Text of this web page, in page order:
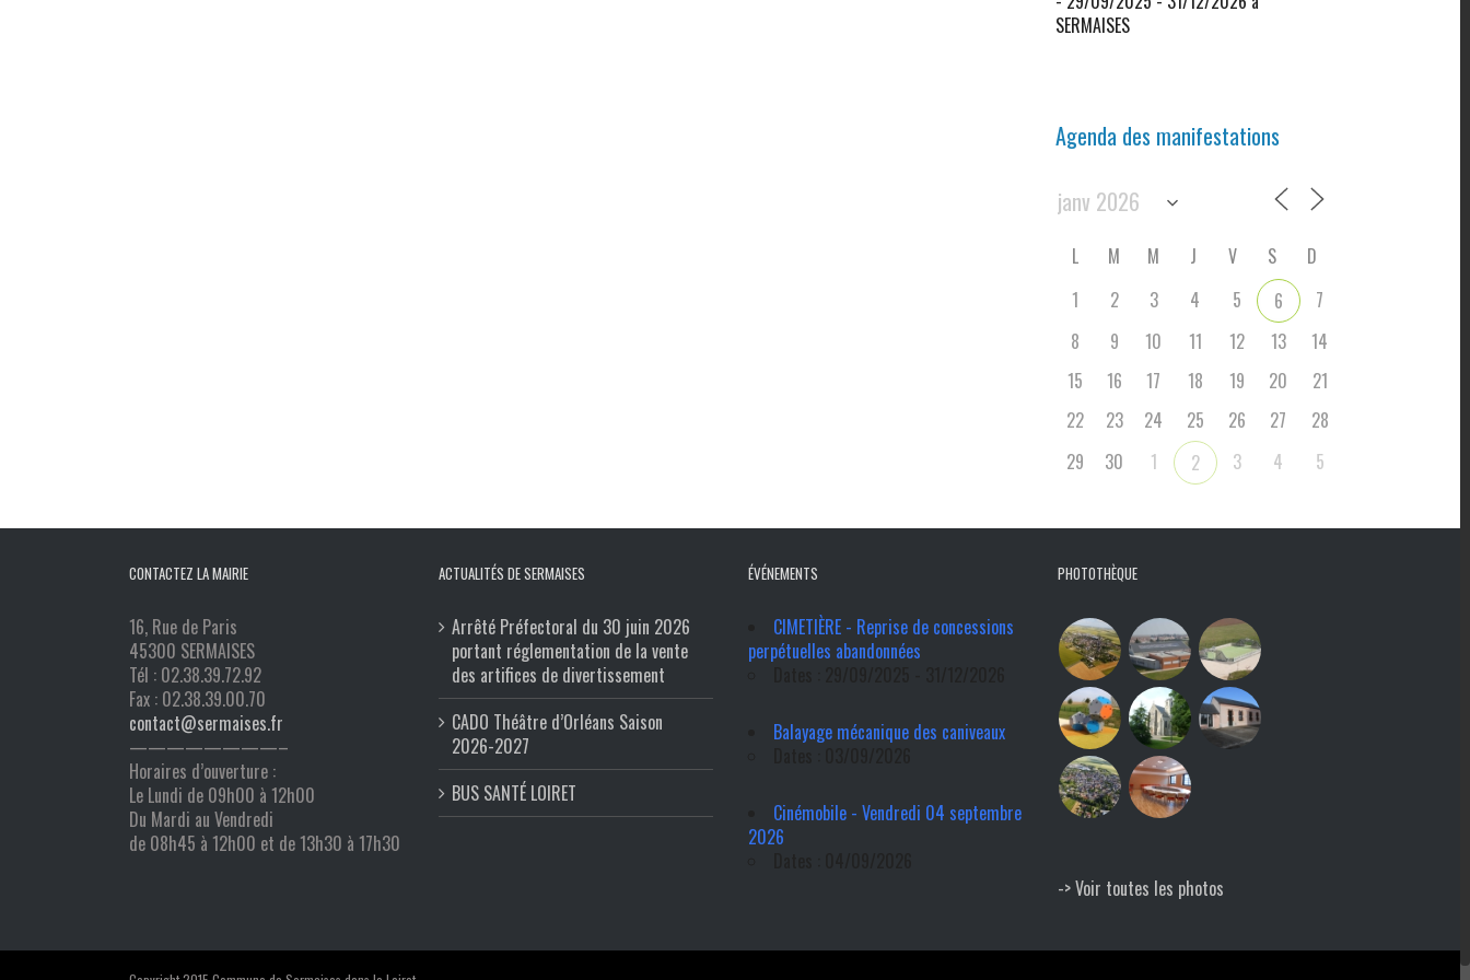
SERMAISES
Agenda des manifestations
L M M J V S
D
1
2 3 4 5 6
7
8
9 10 11 12 13
14
15
16 17 18 19 20
21
22
23 24 25 26 27
28
29
30 1 2 3 4 5
CONTACTEZ LA MAIRIE
16, Rue de Paris
45300 SERMAISES
Tél : 02.38.39.72.92
Fax : 02.38.39.00.70
contact@sermaises.fr
————————–
Horaires d’ouverture :
Le Lundi de 09h00 à 12h00
Du Mardi au Vendredi
de 08h45 à 12h00 et de 13h30 à 17h30
ACTUALITÉS DE SERMAISES
Arrêté Préfectoral du 30 juin 2026
portant réglementation de la vente
des artifices de divertissement
CADO Théâtre d’Orléans Saison
2026-2027
BUS SANTÉ LOIRET
ÉVÉNEMENTS
CIMETIÈRE - Reprise de concessions
perpétuelles abandonnées
Balayage mécanique des caniveaux
Cinémobile - Vendredi 04 septembre
2026
PHOTOTHÈQUE
-> Voir toutes les photos